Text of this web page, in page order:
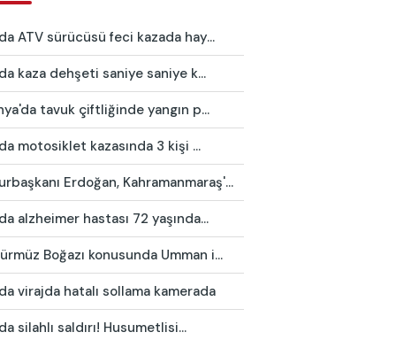
ATV sürücüsü feci kazada hay...
kaza dehşeti saniye saniye k...
tavuk çiftliğinde yangın p...
motosiklet kazasında 3 kişi ...
Erdoğan, Kahramanmaraş'...
alzheimer hastası 72 yaşında...
Boğazı konusunda Umman i...
virajda hatalı sollama kamerada
silahlı saldırı! Husumetlisi...